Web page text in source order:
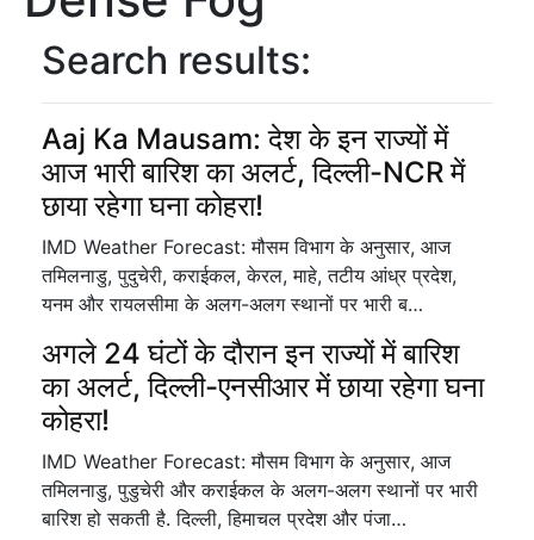
Search results:
Aaj Ka Mausam: देश के इन राज्यों में
आज भारी बारिश का अलर्ट, दिल्ली-NCR में
छाया रहेगा घना कोहरा!
IMD Weather Forecast: मौसम विभाग के अनुसार, आज
तमिलनाडु, पुदुचेरी, कराईकल, केरल, माहे, तटीय आंध्र प्रदेश,
यनम और रायलसीमा के अलग-अलग स्थानों पर भारी ब…
अगले 24 घंटों के दौरान इन राज्यों में बारिश
का अलर्ट, दिल्ली-एनसीआर में छाया रहेगा घना
कोहरा!
IMD Weather Forecast: मौसम विभाग के अनुसार, आज
तमिलनाडु, पुडुचेरी और कराईकल के अलग-अलग स्थानों पर भारी
बारिश हो सकती है. दिल्ली, हिमाचल प्रदेश और पंजा…